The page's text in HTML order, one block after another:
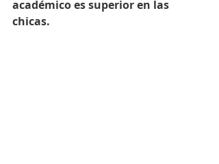
académico es superior en las
chicas.